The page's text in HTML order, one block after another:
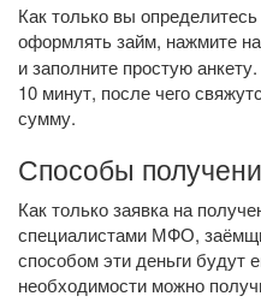
Как только вы
оформлять займ, нажмите
и заполните простую
10 минут, после чего
сумму.
Способы
Как только заявка на
специалистами МФО,
способом эти деньги будут
необходимости можно